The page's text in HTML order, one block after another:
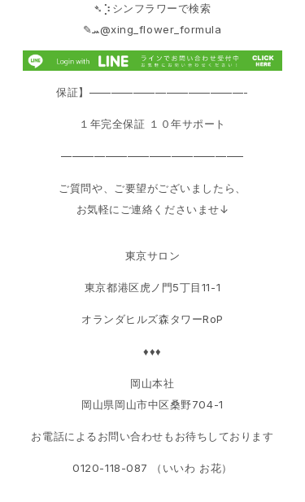
➴⡱シンフラワーで検索
‎✎ܚ@xing_flower_formula
保証】——————————————-
１年完全保証 １０年サポート
————————————————–
ご質問や、ご要望がございましたら、
お気軽にご連絡くださいませ↓
東京サロン
東京都港区虎ノ門5丁目11-1
オランダヒルズ森タワーRoP
♦♦♦
岡山本社
岡山県岡山市中区桑野704-1
お電話によるお問い合わせもお待ちしております
0120-118-087 （いいわ お花）